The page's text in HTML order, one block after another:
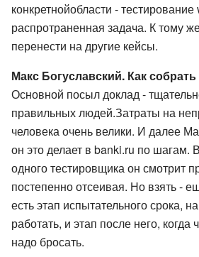
конкретнойобласти -
распротраненная задача. К тому
перенести на другие кейсы.
Макс Богуславский. Как
Основной посыл доклад -
правильных людей.Затраты на
человека очень велики. И далее
он это делает в banki.ru по шагам.
одного тестировщика он смотрит
постепенно отсеивая. Но взять -
есть этап испытательного срока,
работать, и этап после него, когда
надо бросать.